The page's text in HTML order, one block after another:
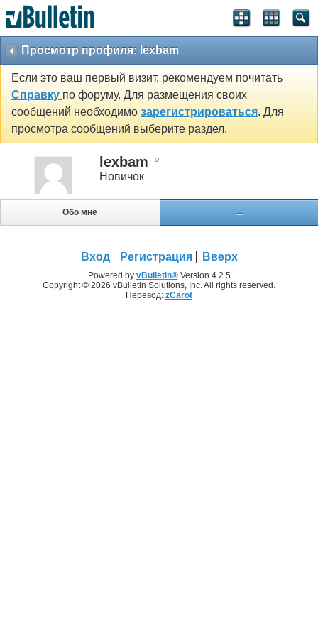
Просмотр профиля: lexbam
Если это ваш первый визит, рекомендуем почитать
Справку по форуму. Для размещения своих
сообщений необходимо зарегистрироваться. Для
просмотра сообщений выберите раздел.
lexbam
Новичок
Обо мне ...
Вход Регистрация Вверх
Powered by vBulletin®Version 4.2.5
Copyright © 2026 vBulletin Solutions, Inc. All rights reserved.
Перевод: zCarot